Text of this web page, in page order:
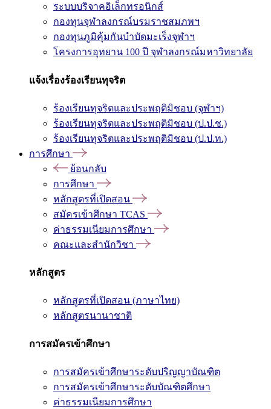
ระบบบริจาคอิเล็กทรอนิกส์
กองทุนจุฬาลงกรณ์บรมราชสมภพฯ
กองทุนภูมิคุ้มกันบำบัดมะเร็งจุฬาฯ
โครงการอุทยาน 100 ปี จุฬาลงกรณ์มหาวิทยาลัย
แจ้งเรื่องร้องเรียนทุจริต
ร้องเรียนทุจริตและประพฤติมิชอบ (จุฬาฯ)
ร้องเรียนทุจริตและประพฤติมิชอบ (ป.ป.ช.)
ร้องเรียนทุจริตและประพฤติมิชอบ (ป.ป.ท.)
การศึกษา
ย้อนกลับ
การศึกษา
หลักสูตรที่เปิดสอน
สมัครเข้าศึกษา TCAS
ค่าธรรมเนียมการศึกษา
คณะและสำนักวิชา
หลักสูตร
หลักสูตรที่เปิดสอน (ภาษาไทย)
หลักสูตรนานาชาติ
การสมัครเข้าศึกษา
การสมัครเข้าศึกษาระดับปริญญาบัณฑิต
การสมัครเข้าศึกษาระดับบัณฑิตศึกษา
ค่าธรรมเนียมการศึกษา